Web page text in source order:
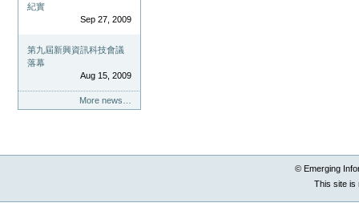
紀實
Sep 27, 2009
第九屆新興資訊科技會議
落幕
Aug 15, 2009
More news…
© Emerging
This site is